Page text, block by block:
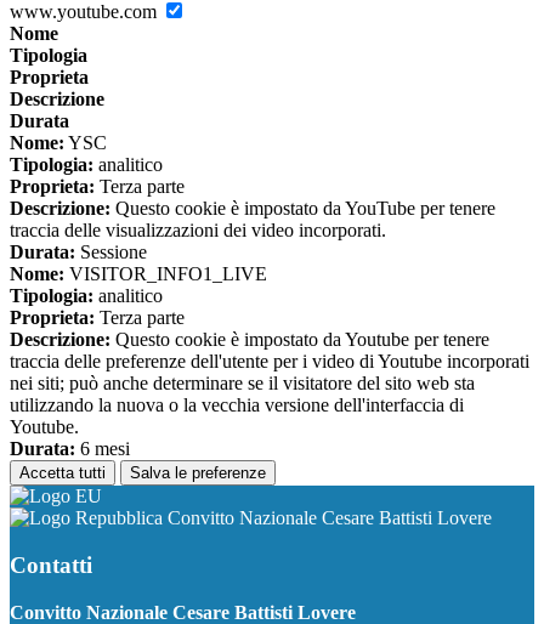
www.youtube.com
Nome
Tipologia
Proprieta
Descrizione
Durata
Nome: YSC
Tipologia: analitico
Proprieta: Terza parte
Descrizione: Questo cookie è impostato da YouTube per tenere
traccia delle visualizzazioni dei video incorporati.
Durata: Sessione
Nome: VISITOR_INFO1_LIVE
Tipologia: analitico
Proprieta: Terza parte
Descrizione: Questo cookie è impostato da Youtube per tenere
traccia delle preferenze dell'utente per i video di Youtube incorporati
nei siti; può anche determinare se il visitatore del sito web sta
utilizzando la nuova o la vecchia versione dell'interfaccia di
Youtube.
Durata: 6 mesi
Accetta tutti Salva le preferenze
Convitto Nazionale Cesare Battisti Lovere
Contatti
Convitto Nazionale Cesare Battisti Lovere